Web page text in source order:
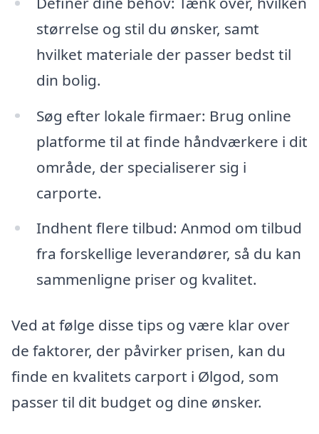
størrelse og stil du ønsker, samt
hvilket materiale der passer bedst til
din bolig.
Søg efter lokale firmaer: Brug online
platforme til at finde håndværkere i dit
område, der specialiserer sig i
carporte.
Indhent flere tilbud: Anmod om tilbud
fra forskellige leverandører, så du kan
sammenligne priser og kvalitet.
Ved at følge disse tips og være klar over
de faktorer, der påvirker prisen, kan du
finde en kvalitets carport i Ølgod, som
passer til dit budget og dine ønsker.